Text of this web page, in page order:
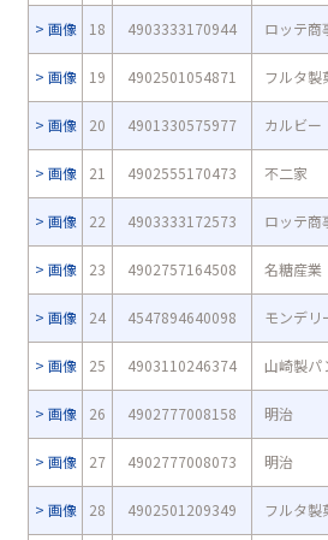
画像 18 4903333170944 ロッテ商
画像 19 4902501054871 フルタ製
画像 20 4901330575977 カルビー
画像 21 4902555170473 不二家
画像 22 4903333172573 ロッテ商
画像 23 4902757164508 名糖産業
画像 24 4547894640098 モンデリ
画像 25 4903110246374 山崎製パ
画像 26 4902777008158 明治
画像 27 4902777008073 明治
画像 28 4902501209349 フルタ製